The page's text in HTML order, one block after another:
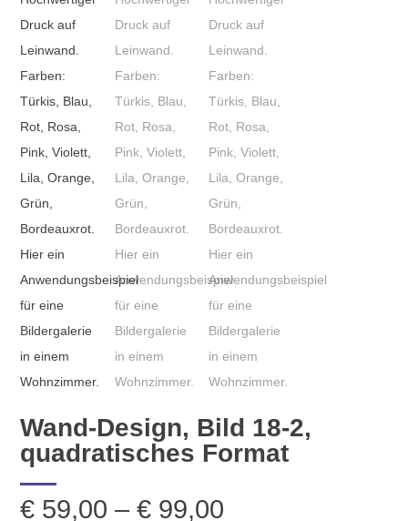
Wand-Design, Bild 18-2,
quadratisches Format
€ 59,00 –€ 99,00